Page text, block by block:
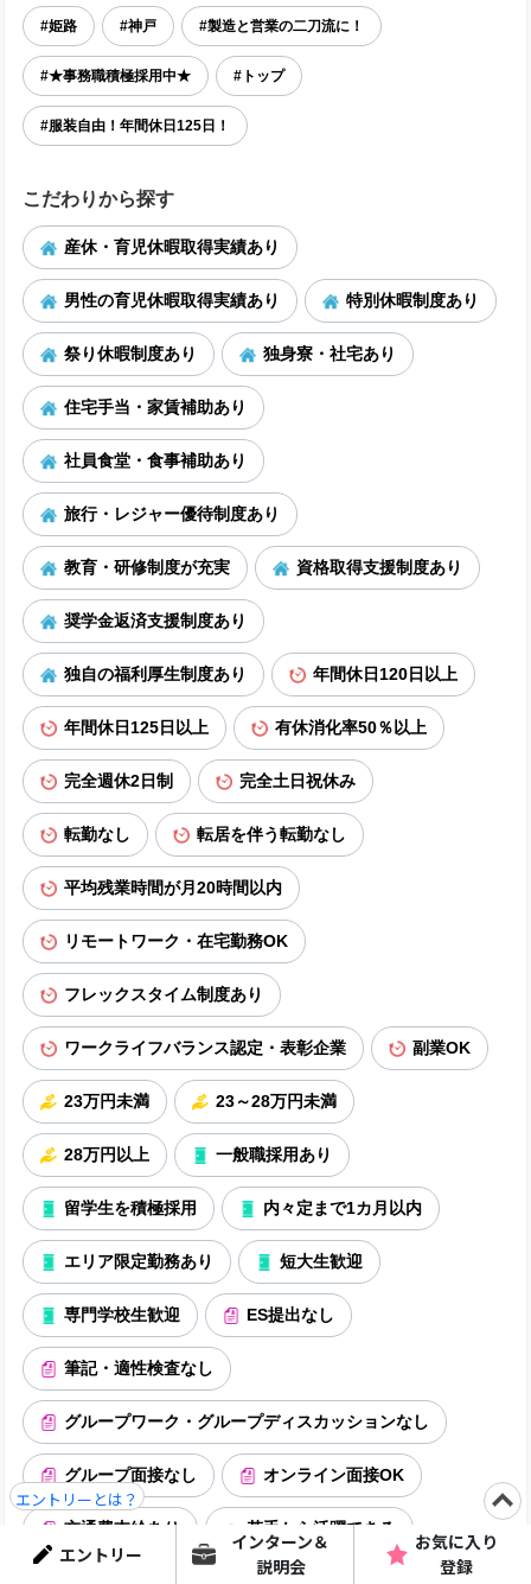
#姫路 #神戸 #製造と営業の二刀流に！
#★事務職積極採用中★ #トップ
#服装自由！年間休日125日！
こだわりから探す
産休・育児休暇取得実績あり
男性の育児休暇取得実績あり 特別休暇制度あり
祭り休暇制度あり 独身寮・社宅あり
住宅手当・家賃補助あり
社員食堂・食事補助あり
旅行・レジャー優待制度あり
教育・研修制度が充実 資格取得支援制度あり
奨学金返済支援制度あり
独自の福利厚生制度あり 年間休日120日以上
年間休日125日以上 有休消化率50％以上
完全週休2日制 完全土日祝休み
転勤なし 転居を伴う転勤なし
平均残業時間が月20時間以内
リモートワーク・在宅勤務OK
フレックスタイム制度あり
ワークライフバランス認定・表彰企業 副業OK
23万円未満 23～28万円未満
28万円以上 一般職採用あり
留学生を積極採用 内々定まで1カ月以内
エリア限定勤務あり 短大生歓迎
専門学校生歓迎 ES提出なし
筆記・適性検査なし
グループワーク・グループディスカッションなし
グループ面接なし オンライン面接OK
交通費支給あり 若手から活躍できる
エントリー
エントリーとは？
インターン＆
説明会
お気に入り
登録